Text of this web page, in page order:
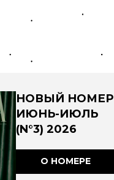
НОВЫЙ НОМЕР
ИЮНЬ-ИЮЛЬ
(N°3) 2026
О НОМЕРЕ